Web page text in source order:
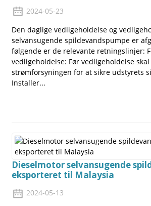
2024-05-23
Den daglige vedligeholdelse og
selvansugende spildevandspumpe er
følgende er de relevante retningslinjer:
vedligeholdelse: Før vedligeholdelse
strømforsyningen for at sikre udstyrets
Installer...
Dieselmotor selvansugende
eksporteret til Malaysia
2024-05-13